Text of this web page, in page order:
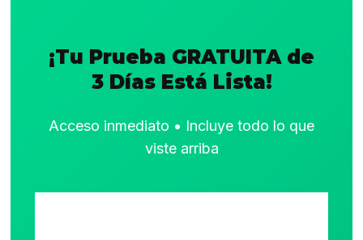
¡Tu Prueba GRATUITA de
3 Días Está Lista!
Acceso inmediato • Incluye todo lo que
viste arriba